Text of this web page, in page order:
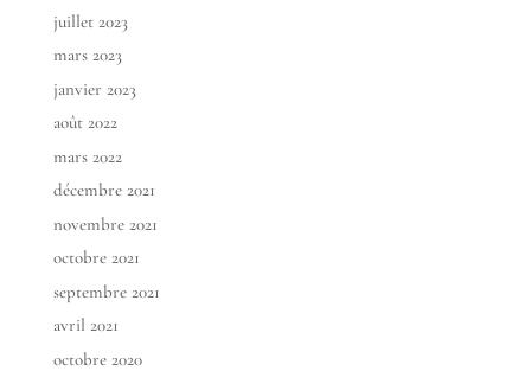
juillet 2023
mars 2023
janvier 2023
août 2022
mars 2022
décembre 2021
novembre 2021
octobre 2021
septembre 2021
avril 2021
octobre 2020